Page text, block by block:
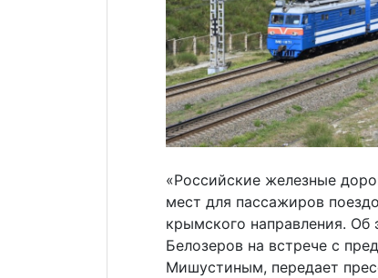
«Российские железные
мест для пассажиров
крымского направления.
Белозеров на встрече с
Мишустиным, передает